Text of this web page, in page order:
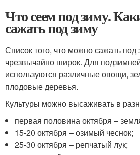
Что сеем под зиму.
сажать под зиму
Список того, что можно сажать
чрезвычайно широк. Для
используются различные овощи,
плодовые деревья.
Культуры можно высаживать в
первая половина октября –
15-20 октября – озимый чеснок;
25-30 октября – репчатый лук;